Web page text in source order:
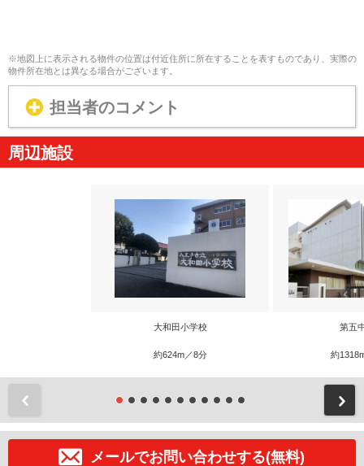
※地図上に表示される物件の位置は付近住所に所在することを表すものであり、実際の
物件所在地とは異なる場合がございます。
担当者のコメント
周辺施設
大和田小学校
約624m／8分
第五
約
メールでお問い合わせする(無料)